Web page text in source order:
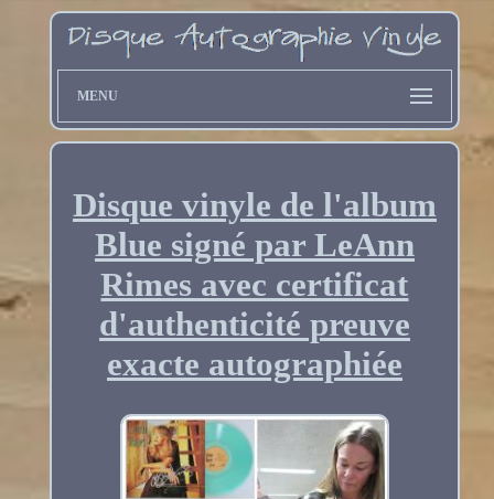
MENU
Disque vinyle de l'album
Blue signé par LeAnn
Rimes avec certificat
d'authenticité preuve
exacte autographiée